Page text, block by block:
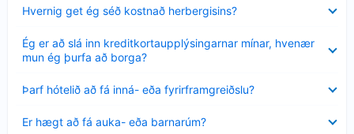
Hvernig get ég séð kostnað herbergisins?
sýnt
Ég er að slá inn kreditkortaupplýsingarnar mínar, hvenær
mun ég þurfa að borga?
Minna
sýnt
Þarf hótelið að fá inná- eða fyrirframgreiðslu?
sýnt
Er hægt að fá auka- eða barnarúm?
sýnt